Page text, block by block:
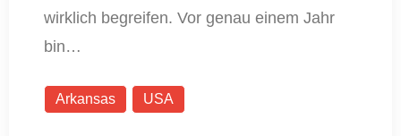
wirklich begreifen. Vor genau einem Jahr
bin…
Arkansas USA